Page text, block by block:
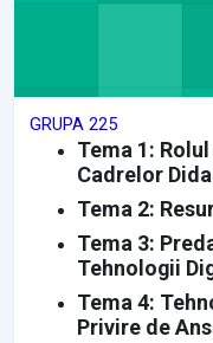
GRUPA 225
Tema 1:
Cadrelor
Tema 2:
Tema 3:
Tehnologii
Tema 4:
Privire de